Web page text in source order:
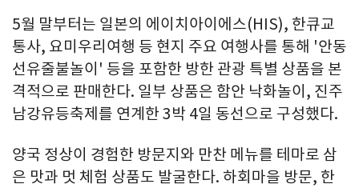
5월 말부터는 일본의 에이치아이에스(HIS), 한큐교
통사, 요미우리여행 등 현지 주요 여행사를 통해 '안동
선유줄불놀이' 등을 포함한 방한 관광 특별 상품을 본
격적으로 판매한다. 일부 상품은 함안 낙화놀이, 진주
남강유등축제를 연계한 3박 4일 동선으로 구성했다.
양국 정상이 경험한 방문지와 만찬 메뉴를 테마로 삼
은 맛과 멋 체험 상품도 발굴한다. 하회마을 방문, 한